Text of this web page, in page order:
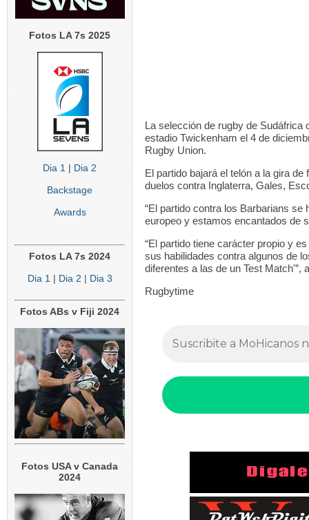
Fotos LA 7s 2025
Dia 1 | Dia 2
Backstage
Awards
Fotos LA 7s 2024
Dia 1 | Dia 2 | Dia 3
Fotos ABs v Fiji 2024
Fotos USA v Canada
2024
La selección de rugby de Sudáfrica
estadio Twickenham el 4 de
Rugby Union.
El partido bajará el telón a la gira
duelos contra Inglaterra, Gales,
“El partido contra los Barbarians se
europeo y estamos encantados de
“El partido tiene carácter propio y
sus habilidades contra algunos de
diferentes a las de un Test Match'”,
Rugbytime